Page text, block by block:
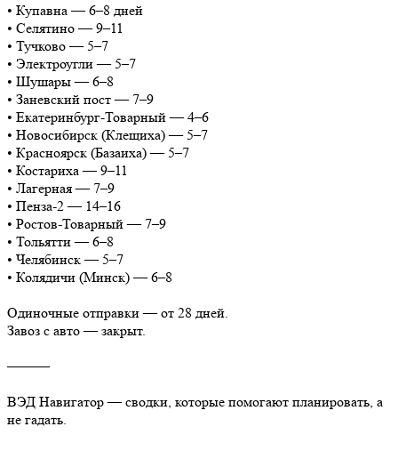
• Купавна — 6–8 дней
• Селятино — 9–11
• Тучково — 5–7
• Электроугли — 5–7
• Шушары — 6–8
• Заневский пост — 7–9
• Екатеринбург-Товарный — 4–6
• Новосибирск (Клещиха) — 5–7
• Красноярск (Базаиха) — 5–7
• Костариха — 9–11
• Лагерная — 7–9
• Пенза-2 — 14–16
• Ростов-Товарный — 7–9
• Тольятти — 6–8
• Челябинск — 5–7
• Колядичи (Минск) — 6–8
Одиночные отправки — от 28 дней.
Завоз с авто — закрыт.
⸻
ВЭД Навигатор — сводки, которые помогают планировать, а
не гадать.